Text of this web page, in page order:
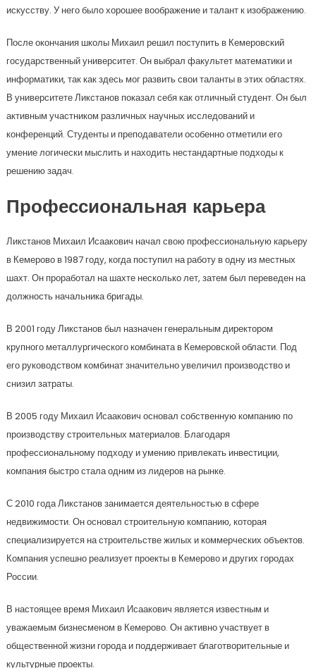
искусству. У него было хорошее воображение и талант к изображению.
После окончания школы Михаил решил поступить в Кемеровский
государственный университет. Он выбрал факультет математики и
информатики, так как здесь мог развить свои таланты в этих областях.
В университете Ликстанов показал себя как отличный студент. Он был
активным участником различных научных исследований и
конференций. Студенты и преподаватели особенно отметили его
умение логически мыслить и находить нестандартные подходы к
решению задач.
Профессиональная карьера
Ликстанов Михаил Исаакович начал свою профессиональную карьеру
в Кемерово в 1987 году, когда поступил на работу в одну из местных
шахт. Он проработал на шахте несколько лет, затем был переведен на
должность начальника бригады.
В 2001 году Ликстанов был назначен генеральным директором
крупного металлургического комбината в Кемеровской области. Под
его руководством комбинат значительно увеличил производство и
снизил затраты.
В 2005 году Михаил Исаакович основал собственную компанию по
производству строительных материалов. Благодаря
профессиональному подходу и умению привлекать инвестиции,
компания быстро стала одним из лидеров на рынке.
С 2010 года Ликстанов занимается деятельностью в сфере
недвижимости. Он основал строительную компанию, которая
специализируется на строительстве жилых и коммерческих объектов.
Компания успешно реализует проекты в Кемерово и других городах
России.
В настоящее время Михаил Исаакович является известным и
уважаемым бизнесменом в Кемерово. Он активно участвует в
общественной жизни города и поддерживает благотворительные и
культурные проекты.